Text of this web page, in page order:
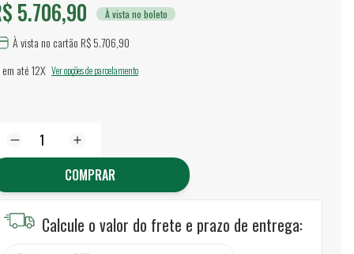
5.706,90 À vista no boleto
À vista no cartão R$ 5.706,90
em até12X Ver opções de parcelamento
COMPRAR
Calcule o valor do frete e prazo de entrega: